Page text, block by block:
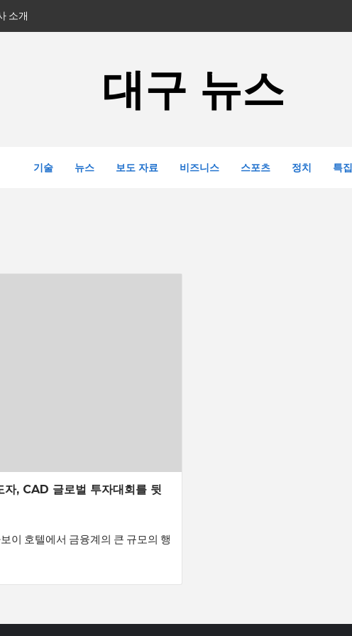
소개
대구 뉴스
기술 뉴스 보도 자료 비즈니스 스포츠 정치 특집
, CAD 글로벌 투자대회를 뒷
이 호텔에서 금융계의 큰 규모의 행